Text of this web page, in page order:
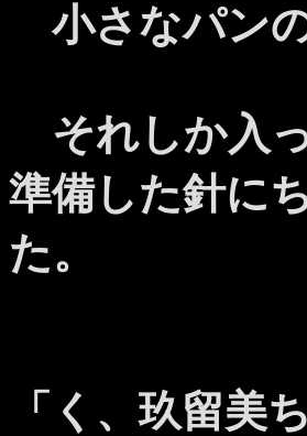
小さなパン
それしか入
準備した針に
た。
「く、玖留美